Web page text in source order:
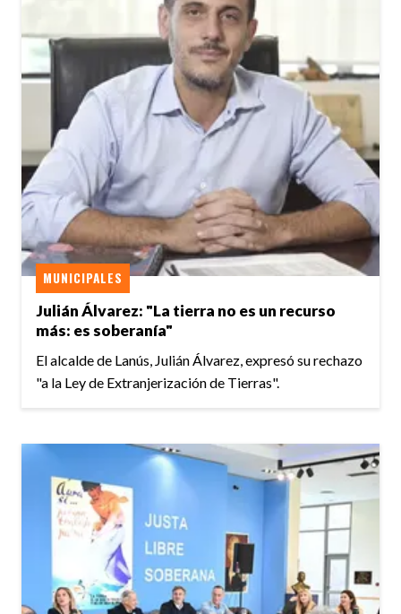
Julián Álvarez: "La tierra no es un recurso
más: es soberanía"
MUNICIPALES
El alcalde de Lanús, Julián Álvarez, expresó su rechazo
"a la Ley de Extranjerización de Tierras".